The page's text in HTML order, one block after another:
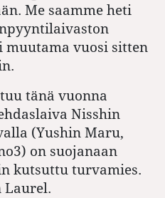
Me saamme heti
muutama vuosi sitten
tänä vuonna
Nisshin
(Yushin Maru,
on suojanaan
kutsuttu turvamies.
Laurel.